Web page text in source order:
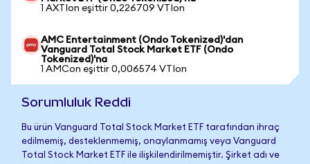
1 AXTIon eşittir 0,226709 VTIon
AMC Entertainment (Ondo Tokenized)'dan
Vanguard Total Stock Market ETF (Ondo
Tokenized)'na
1 AMCon eşittir 0,006574 VTIon
Sorumluluk Reddi
Bu ürün Vanguard Total Stock Market ETF tarafından ihraç
edilmemiş, desteklenmemiş, onaylanmamış veya Vanguard
Total Stock Market ETF ile ilişkilendirilmemiştir. Şirket adı ve